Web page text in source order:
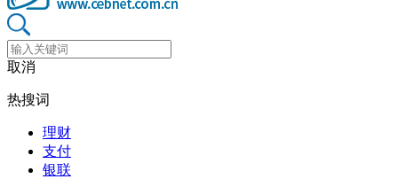
取消
热搜词
理财
支付
银联